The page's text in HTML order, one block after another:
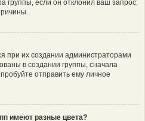
группы, если он отклонил ваш запрос;
при их создании администраторами
в создании группы, сначала
отправить ему личное
имеют разные цвета?